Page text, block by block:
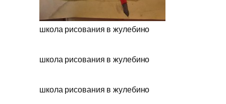
школа рисования в жулебино
школа рисования в жулебино
школа рисования в жулебино